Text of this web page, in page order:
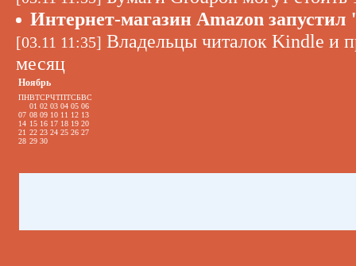
Интернет-магазин Amazon
[03.11 11:35] Владельцы читалок Kindle и
месяц
Ноябрь
ПНВТСРЧТПТСБВС
01 02 03 04 05 06
07 08 09 10 11 12 13
14 15 16 17 18 19 20
21 22 23 24 25 26 27
28 29 30